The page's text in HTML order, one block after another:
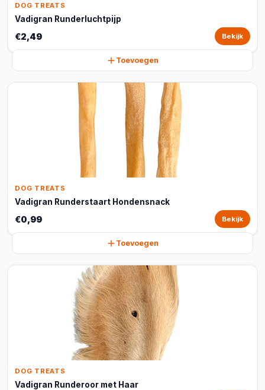
DOG TREATS
Vadigran Runderluchtpijp
€2,49 Bekijk
Toevoegen
DOG TREATS
Vadigran Runderstaart Hondensnack
€0,99 Bekijk
Toevoegen
DOG TREATS
Vadigran Runderoor met Haar